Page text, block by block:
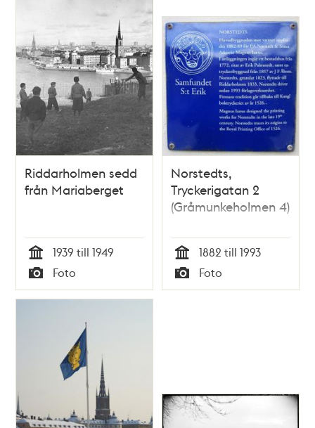
Riddarholmen sedd
från Mariaberget
Tid
1939 till 1949
Typ
Foto
Norstedts,
Tryckerigatan 2
(Gråmunkeholmen 4)
Tid
1882 till 1993
Typ
Foto